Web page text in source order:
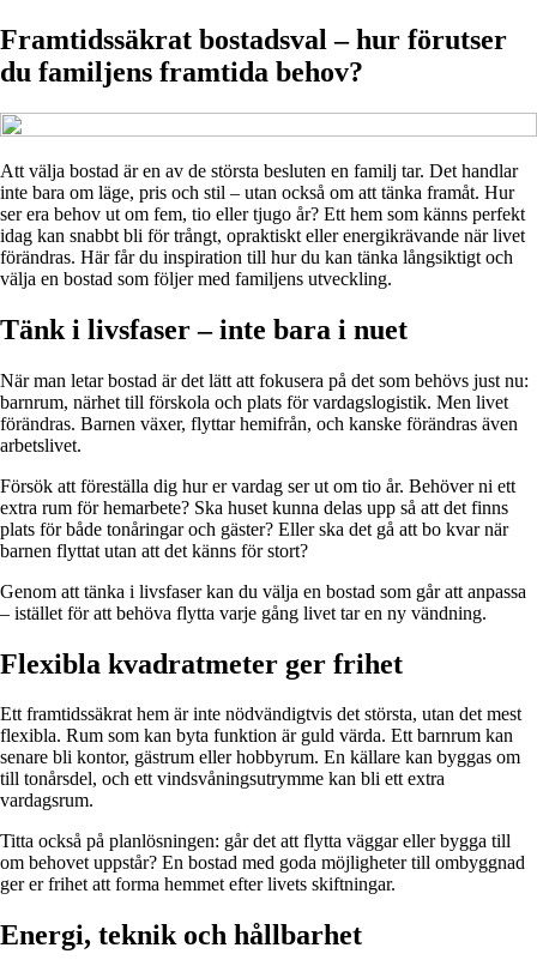
Framtidssäkrat bostadsval – hur förutser
du familjens framtida behov?
Att välja bostad är en av de största besluten en familj tar. Det handlar
inte bara om läge, pris och stil – utan också om att tänka framåt. Hur
ser era behov ut om fem, tio eller tjugo år? Ett hem som känns perfekt
idag kan snabbt bli för trångt, opraktiskt eller energikrävande när livet
förändras. Här får du inspiration till hur du kan tänka långsiktigt och
välja en bostad som följer med familjens utveckling.
Tänk i livsfaser – inte bara i nuet
När man letar bostad är det lätt att fokusera på det som behövs just nu:
barnrum, närhet till förskola och plats för vardagslogistik. Men livet
förändras. Barnen växer, flyttar hemifrån, och kanske förändras även
arbetslivet.
Försök att föreställa dig hur er vardag ser ut om tio år. Behöver ni ett
extra rum för hemarbete? Ska huset kunna delas upp så att det finns
plats för både tonåringar och gäster? Eller ska det gå att bo kvar när
barnen flyttat utan att det känns för stort?
Genom att tänka i livsfaser kan du välja en bostad som går att anpassa
– istället för att behöva flytta varje gång livet tar en ny vändning.
Flexibla kvadratmeter ger frihet
Ett framtidssäkrat hem är inte nödvändigtvis det största, utan det mest
flexibla. Rum som kan byta funktion är guld värda. Ett barnrum kan
senare bli kontor, gästrum eller hobbyrum. En källare kan byggas om
till tonårsdel, och ett vindsvåningsutrymme kan bli ett extra
vardagsrum.
Titta också på planlösningen: går det att flytta väggar eller bygga till
om behovet uppstår? En bostad med goda möjligheter till ombyggnad
ger er frihet att forma hemmet efter livets skiftningar.
Energi, teknik och hållbarhet